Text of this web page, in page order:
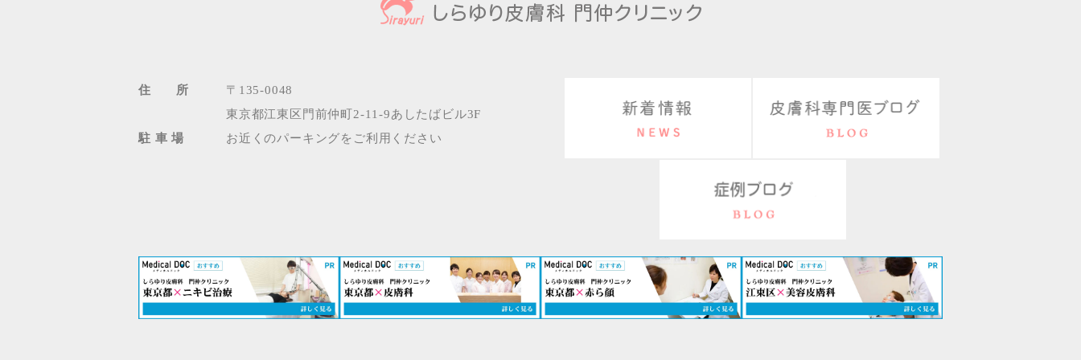
住 所
〒135-0048
東京都江東区門前仲町2-11-9あしたばビル3F
駐 車 場
お近くのパーキングをご利用ください